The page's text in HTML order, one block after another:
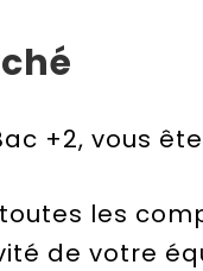
+2, vous
les
de votre